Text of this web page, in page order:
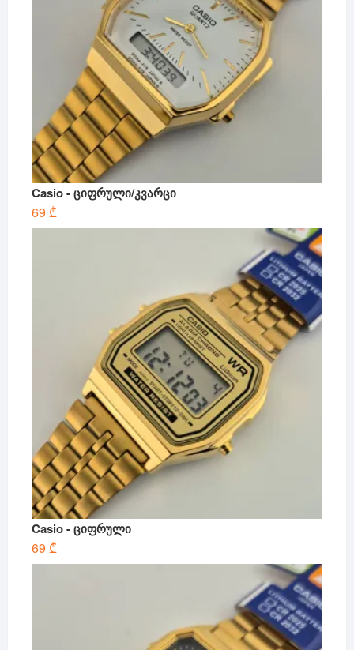
Casio - ციფრული/კვარცი
69 ₾
Casio - ციფრული
69 ₾